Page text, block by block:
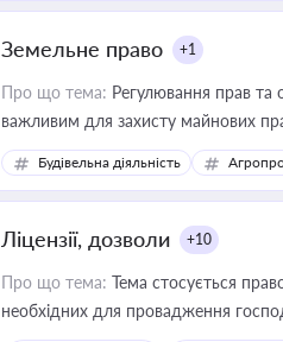
Земельне право +1
Про що тема: Регулювання прав та
важливим для захисту майнових
ресурсами
Будівельна діяльність
Ліцензії, дозволи +10
Про що тема: Тема стосується
необхідних для провадження